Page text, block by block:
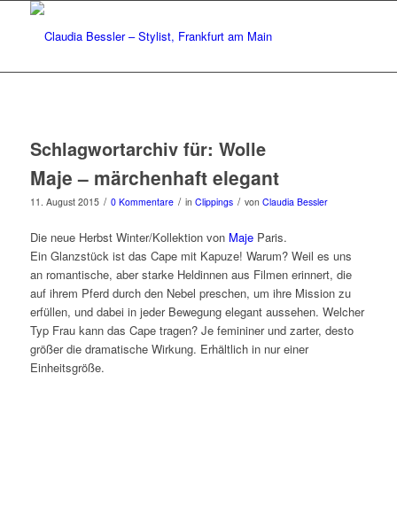
Schlagwortarchiv für: Wolle
Maje – märchenhaft elegant
11. August 2015 / 0 Kommentare / in Clippings / von Claudia Bessler
Die neue Herbst Winter/Kollektion von MajeParis.
Ein Glanzstück ist das Cape mit Kapuze! Warum? Weil es uns
an romantische, aber starke Heldinnen aus Filmen erinnert, die
auf ihrem Pferd durch den Nebel preschen, um ihre Mission zu
erfüllen, und dabei in jeder Bewegung elegant aussehen. Welcher
Typ Frau kann das Cape tragen? Je femininer und zarter, desto
größer die dramatische Wirkung. Erhältlich in nur einer
Einheitsgröße.